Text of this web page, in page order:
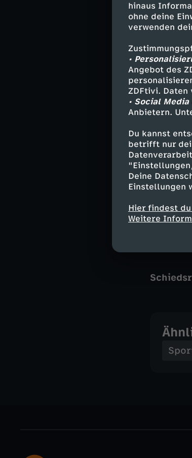
hinaus
ohne deine
verwenden
•
Angebot des
ZDFtivi.
• Social
Anbietern.
Du kannst
betrifft nur
Deine
Einstellungen
Hier findest
Weitere
Mexiko
im
Die
Mexiko:
Trainer:
Sung),
Oh